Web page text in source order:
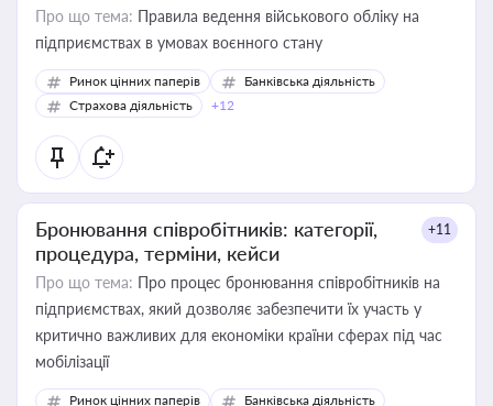
Про що тема: Правила ведення військового обліку на
підприємствах в умовах воєнного стану
Ринок цінних паперів
Банківська діяльність
Страхова діяльність
+12
Бронювання співробітників: категорії,
процедура, терміни, кейси
+11
Про що тема: Про процес бронювання співробітників на
підприємствах, який дозволяє забезпечити їх участь у
критично важливих для економіки країни сферах під час
мобілізації
Ринок цінних паперів
Банківська діяльність